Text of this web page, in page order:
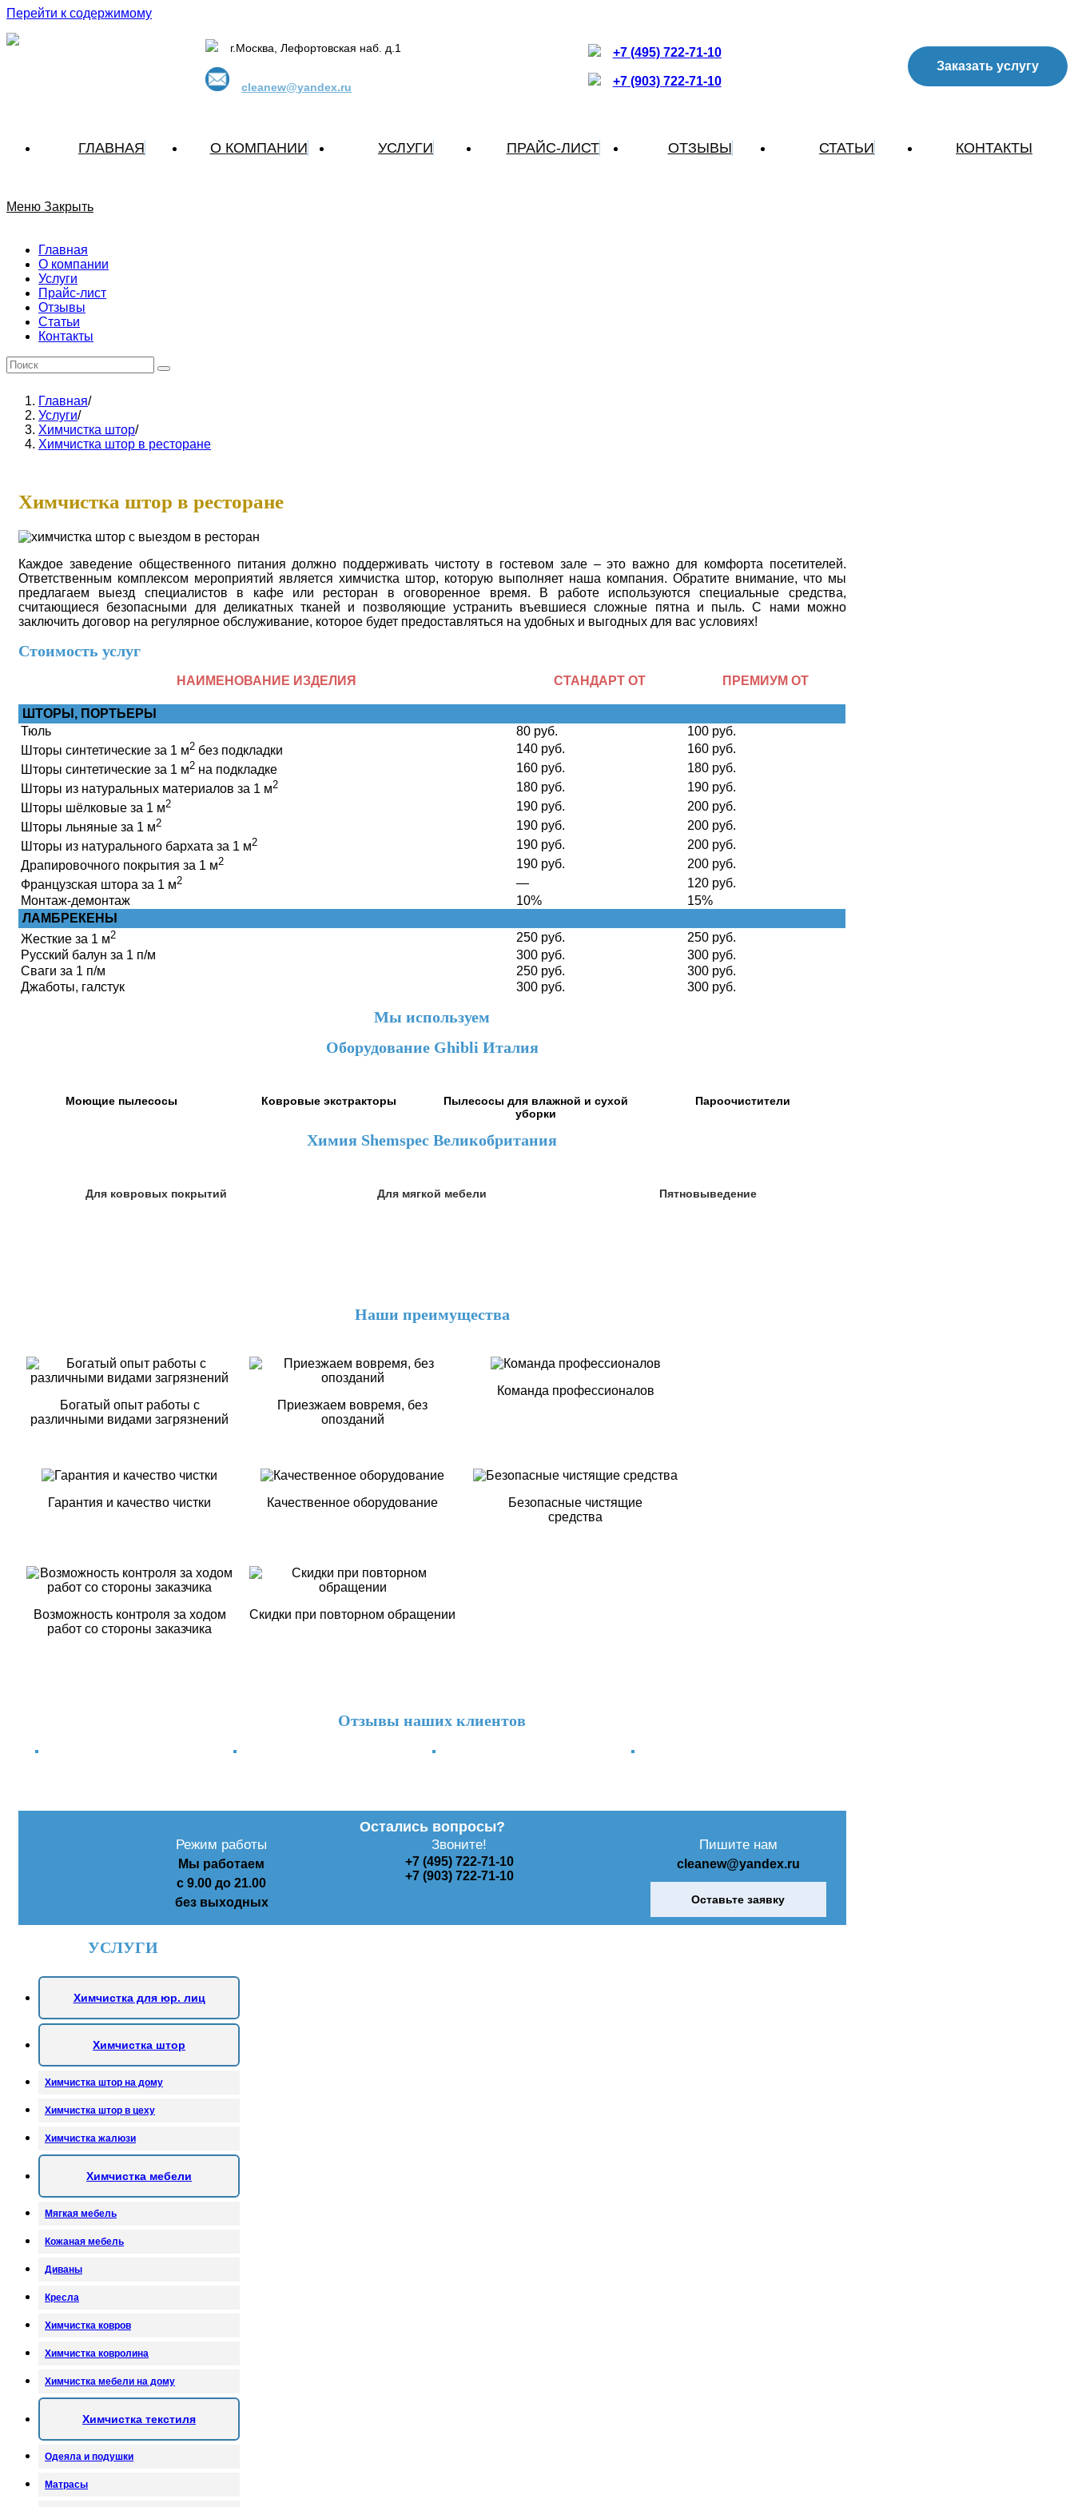
Перейти к содержимому
г.Москва, Лефортовская наб. д.1
cleanew@yandex.ru
+7 (495) 722-71-10
+7 (903) 722-71-10
Заказать услугу
ГЛАВНАЯ О КОМПАНИИ УСЛУГИ ПРАЙС-ЛИСТ ОТЗЫВЫ СТАТЬИ КОНТАКТЫ
Меню Закрыть
Главная
О компании
Услуги
Прайс-лист
Отзывы
Статьи
Контакты
Главная/
Услуги/
Химчистка штор/
Химчистка штор в ресторане
Химчистка штор в ресторане
Каждое заведение общественного питания должно поддерживать чистоту в гостевом зале – это важно для комфорта посетителей.
Ответственным комплексом мероприятий является химчистка штор, которую выполняет наша компания. Обратите внимание, что мы
предлагаем выезд специалистов в кафе или ресторан в оговоренное время. В работе используются специальные средства,
считающиеся безопасными для деликатных тканей и позволяющие устранить въевшиеся сложные пятна и пыль. С нами можно
заключить договор на регулярное обслуживание, которое будет предоставляться на удобных и выгодных для вас условиях!
Стоимость услуг
НАИМЕНОВАНИЕ ИЗДЕЛИЯ СТАНДАРТ ОТ ПРЕМИУМ ОТ
ШТОРЫ, ПОРТЬЕРЫ
Тюль
80 руб.
100 руб.
Шторы синтетические за 1 м2 без подкладки 140 руб.
160 руб.
Шторы синтетические за 1 м2 на подкладке 160 руб.
180 руб.
Шторы из натуральных материалов за 1 м2 180 руб.
190 руб.
Шторы шёлковые за 1 м2 190 руб.
200 руб.
Шторы льняные за 1 м2 190 руб.
200 руб.
Шторы из натурального бархата за 1 м2 190 руб.
200 руб.
Драпировочного покрытия за 1 м2 190 руб.
200 руб.
Французская штора за 1 м2 —
120 руб.
Монтаж-демонтаж
10%
15%
ЛАМБРЕКЕНЫ
Жесткие за 1 м2 250 руб.
250 руб.
Русский балун за 1 п/м
300 руб.
300 руб.
Сваги за 1 п/м
250 руб.
300 руб.
Джаботы, галстук
300 руб. 300 руб.
Мы используем
Оборудование Ghibli Италия
Моющие пылесосы Ковровые экстракторы
Пылесосы для влажной и сухой
уборки
Пароочистители
Химия Shemspec Великобритания
Для ковровых покрытий Для мягкой мебели Пятновыведение
Наши преимущества
Богатый опыт работы с
различными видами загрязнений
Приезжаем вовремя, без
опозданий
Команда профессионалов
Гарантия и качество чистки Качественное оборудование
Безопасные чистящие
средства
Возможность контроля за ходом
работ со стороны заказчика
Скидки при повторном обращении
Отзывы наших клиентов
Остались вопросы?
Режим работы
Мы работаем
с 9.00 до 21.00
без выходных
Звоните!
+7 (495) 722-71-10
+7 (903) 722-71-10
Пишите нам
cleanew@yandex.ru
Оставьте заявку
УСЛУГИ
Химчистка для юр. лиц
Химчистка штор
Химчистка штор на дому
Химчистка штор в цеху
Химчистка жалюзи
Химчистка мебели
Мягкая мебель
Кожаная мебель
Диваны
Кресла
Химчистка ковров
Химчистка ковролина
Химчистка мебели на дому
Химчистка текстиля
Одеяла и подушки
Матрасы